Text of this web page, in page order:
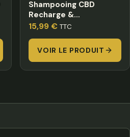
Shampooing CBD
Recharge &
Restructure
15,99€ TTC
VOIR LE PRODUIT